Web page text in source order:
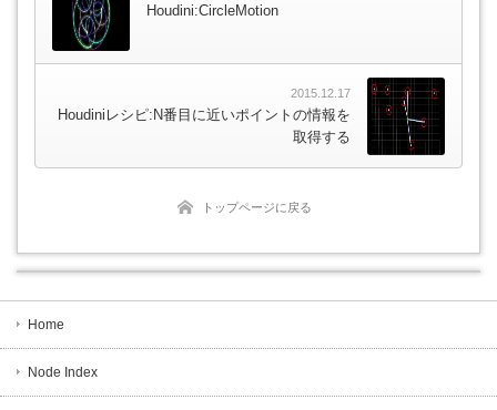
Houdini:CircleMotion
2015.12.17
Houdiniレシピ:N番目に近いポイントの情報を
取得する
トップページに戻る
Home
Node Index